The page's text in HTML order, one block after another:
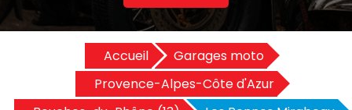
Accueil
Garages moto
Provence-Alpes-Côte d'Azur